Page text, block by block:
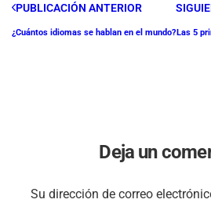
PUBLICACIÓN ANTERIOR
¿Cuántos idiomas se hablan en el mundo?Las 5
Deja un
Su dirección de correo